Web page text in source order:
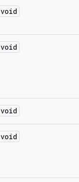
void
void
void
void